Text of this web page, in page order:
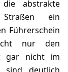
abstrakte
ein
Führerschein
nur den
gar nicht im